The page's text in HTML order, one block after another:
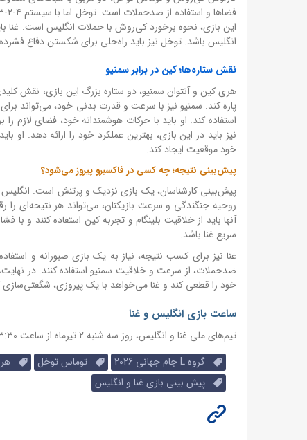
این بازی، نحوه برخورد کی‌روش با حملات انگلیس است. غنا
انگلیس باشد. توخل نیز باید راه‌حلی برای شکستن دفاع
نقش ستاره‌ها؛ کین در برابر سمنیو
هری کین و آنتوان سمنیو، دو ستاره بزرگ این بازی، نقش
پاره کند. سمنیو نیز با سرعت و قدرت بدنی خود، می‌تواند
استفاده کند. او باید با حرکات هوشمندانه خود، فضای لازم
نیز باید در این بازی، بهترین عملکرد خود را ارائه دهد.
خود موقعیت ایجاد کند.
پیش‌بینی نتیجه؛ چه کسی در فاکسبرو پیروز می‌شود؟
پیش‌بینی کارشناسان، یک بازی نزدیک و پرتنش است. انگلیس
روحیه جنگندگی و سرعت بازیکنان، می‌تواند هر نتیحه‌ای را
آنها باید از خلاقیت بلینگام و تجربه کین استفاده کنند و
سریع غنا باشد.
غنا نیز برای کسب نتیجه، نیاز به یک بازی صبورانه و
ضدحملات، از سرعت و خلاقیت سمنیو استفاده کنند. در
خود را قطعی کند و غنا می‌خواهد با یک پیروزی،
ساعت بازی انگلیس و غنا
تیم‌های ملی غنا و انگلیس، روز سه شنبه 2 تیرماه از ساعت ۲۳:۳۰ در ورزشگاه فاکسبرو به مصاف هم می‌روند.
گروه L جام جهانی 2026
توماس توخل
پیش بینی بازی غنا و انگلیس